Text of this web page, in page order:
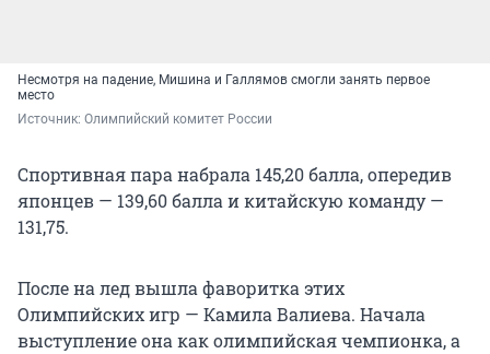
Несмотря на падение, Мишина и Галлямов смогли занять первое
место
Источник: Олимпийский комитет России
Спортивная пара набрала 145,20 балла, опередив
японцев — 139,60 балла и китайскую команду —
131,75.
После на лед вышла фаворитка этих
Олимпийских игр — Камила Валиева. Начала
выступление она как олимпийская чемпионка, а